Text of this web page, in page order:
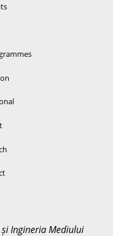
Ingineria Mediului